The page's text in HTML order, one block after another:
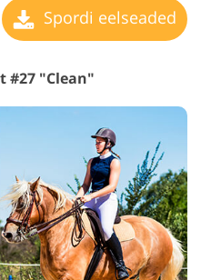
Spordi eelseaded
#27 "Clean"